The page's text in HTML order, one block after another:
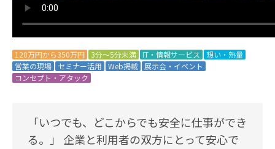
120万円から350万円 3分～5分未満 IT・情報サービス
想い・熱量
営業の現場
セミナー活用 Web掲載
展示会・イベント
コンセプト・アタック
「いつでも、どこからでも安全に仕事ができ
る。」 企業と利用者の双方にとって安心で